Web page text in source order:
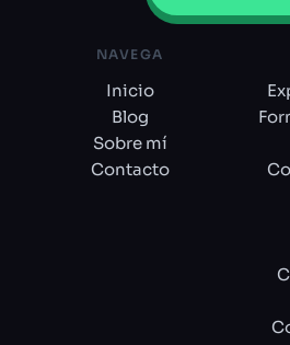
NAVEGA
Inicio
Blog
Sobre mí
Contacto